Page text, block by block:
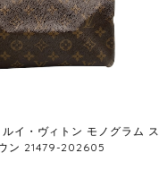
イ・ヴィトン モノグラム ス
ン 21479-202605